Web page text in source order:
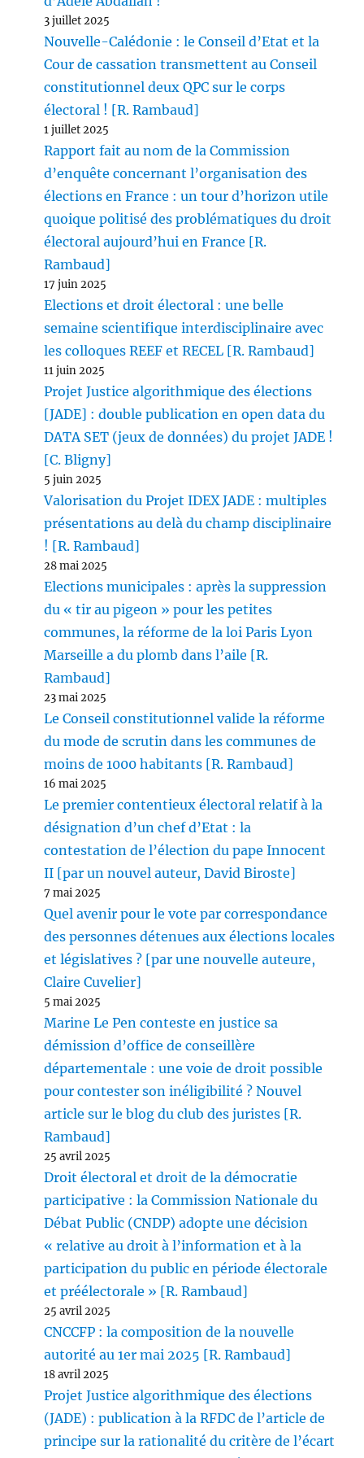
3 juillet 2025
Nouvelle-Calédonie : le Conseil d’Etat et la
Cour de cassation transmettent au Conseil
constitutionnel deux QPC sur le corps
électoral ! [R. Rambaud]
1 juillet 2025
Rapport fait au nom de la Commission
d’enquête concernant l’organisation des
élections en France : un tour d’horizon utile
quoique politisé des problématiques du droit
électoral aujourd’hui en France [R.
Rambaud]
17 juin 2025
Elections et droit électoral : une belle
semaine scientifique interdisciplinaire avec
les colloques REEF et RECEL [R. Rambaud]
11 juin 2025
Projet Justice algorithmique des élections
[JADE] : double publication en open data du
DATA SET (jeux de données) du projet JADE !
[C. Bligny]
5 juin 2025
Valorisation du Projet IDEX JADE : multiples
présentations au delà du champ disciplinaire
! [R. Rambaud]
28 mai 2025
Elections municipales : après la suppression
du « tir au pigeon » pour les petites
communes, la réforme de la loi Paris Lyon
Marseille a du plomb dans l’aile [R.
Rambaud]
23 mai 2025
Le Conseil constitutionnel valide la réforme
du mode de scrutin dans les communes de
moins de 1000 habitants [R. Rambaud]
16 mai 2025
Le premier contentieux électoral relatif à la
désignation d’un chef d’Etat : la
contestation de l’élection du pape Innocent
II [par un nouvel auteur, David Biroste]
7 mai 2025
Quel avenir pour le vote par correspondance
des personnes détenues aux élections locales
et législatives ? [par une nouvelle auteure,
Claire Cuvelier]
5 mai 2025
Marine Le Pen conteste en justice sa
démission d’office de conseillère
départementale : une voie de droit possible
pour contester son inéligibilité ? Nouvel
article sur le blog du club des juristes [R.
Rambaud]
25 avril 2025
Droit électoral et droit de la démocratie
participative : la Commission Nationale du
Débat Public (CNDP) adopte une décision
« relative au droit à l’information et à la
participation du public en période électorale
et préélectorale » [R. Rambaud]
25 avril 2025
CNCCFP : la composition de la nouvelle
autorité au 1er mai 2025 [R. Rambaud]
18 avril 2025
Projet Justice algorithmique des élections
(JADE) : publication à la RFDC de l’article de
principe sur la rationalité du critère de l’écart